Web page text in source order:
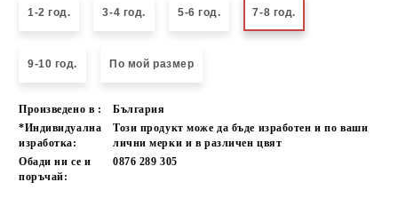
1-2 год. 3-4 год. 5-6 год. 7-8 год.
9-10 год. По мой размер
Произведено в :
България
*Индивидуална
изработка:
Този продукт може да бъде изработен и по ваши
лични мерки и в различен цвят
Обади ни се и
поръчай:
0876 289 305